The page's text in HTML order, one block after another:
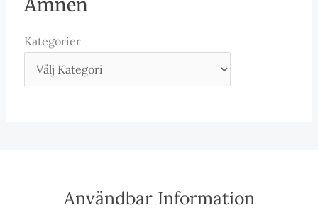
Ämnen
Kategorier
Användbar Information